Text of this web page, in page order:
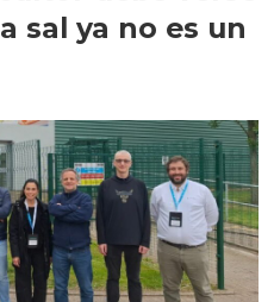
sal ya no es un